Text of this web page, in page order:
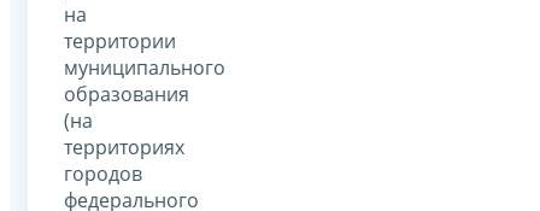
на
территории
муниципального
образования
(на
территориях
городов
федерального